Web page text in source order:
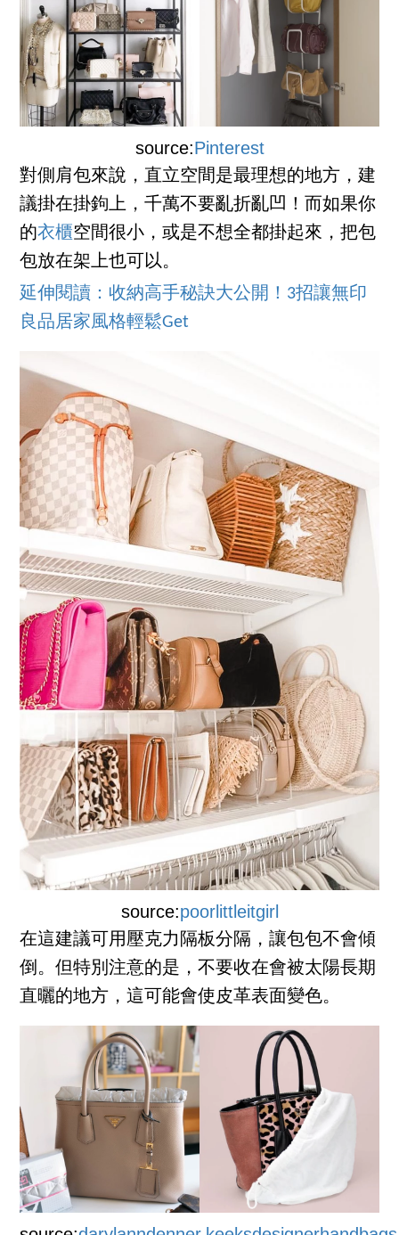
source:Pinterest
對側肩包來說，直立空間是最理想的地方，建
議掛在掛鉤上，千萬不要亂折亂凹！而如果你
的衣櫃空間很小，或是不想全都掛起來，把包
包放在架上也可以。
延伸閱讀：收納高手秘訣大公開！3招讓無印
良品居家風格輕鬆Get
source:poorlittleitgirl
在這建議可用壓克力隔板分隔，讓包包不會傾
倒。但特別注意的是，不要收在會被太陽長期
直曬的地方，這可能會使皮革表面變色。